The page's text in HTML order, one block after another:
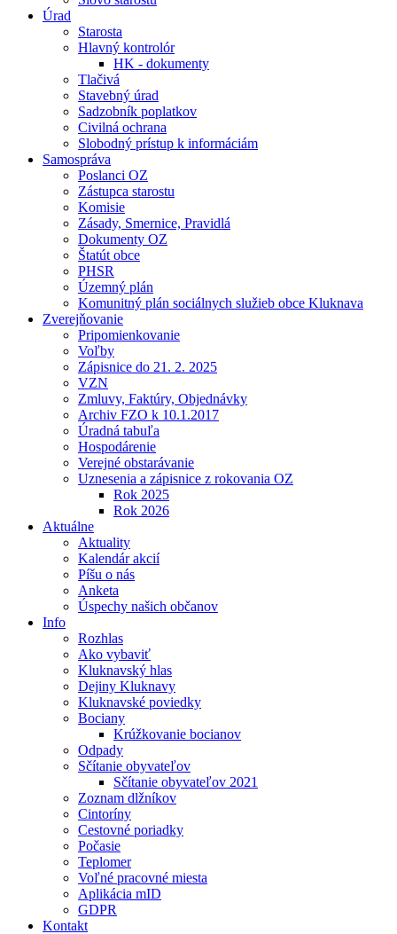
Úrad
Starosta
Hlavný kontrolór
HK - dokumenty
Tlačivá
Stavebný úrad
Sadzobník poplatkov
Civilná ochrana
Slobodný prístup k informáciám
Samospráva
Poslanci OZ
Zástupca starostu
Komisie
Zásady, Smernice, Pravidlá
Dokumenty OZ
Štatút obce
PHSR
Územný plán
Komunitný plán sociálnych služieb obce Kluknava
Zverejňovanie
Pripomienkovanie
Voľby
Zápisnice do 21. 2. 2025
VZN
Zmluvy, Faktúry, Objednávky
Archiv FZO k 10.1.2017
Úradná tabuľa
Hospodárenie
Verejné obstarávanie
Uznesenia a zápisnice z rokovania OZ
Rok 2025
Rok 2026
Aktuálne
Aktuality
Kalendár akcií
Píšu o nás
Anketa
Úspechy našich občanov
Info
Rozhlas
Ako vybaviť
Kluknavský hlas
Dejiny Kluknavy
Kluknavské poviedky
Bociany
Krúžkovanie bocianov
Odpady
Sčítanie obyvateľov
Sčítanie obyvateľov 2021
Zoznam dlžníkov
Cintoríny
Cestovné poriadky
Počasie
Teplomer
Voľné pracovné miesta
Aplikácia mID
GDPR
Kontakt